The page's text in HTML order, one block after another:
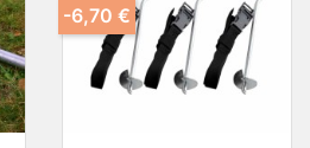
-6,70 €